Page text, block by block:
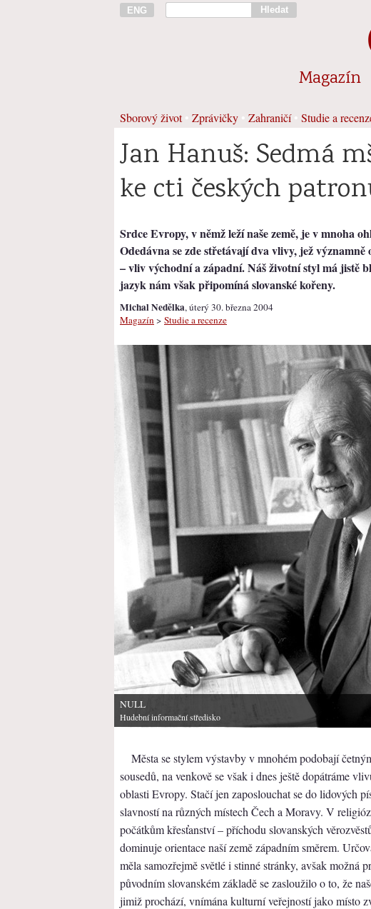
ENG Hledat
Magazín
Sborový život• Zprávičky Zahraničí• Studie a
Jan Hanuš: Sedmá
ke cti českých
Srdce Evropy, v němž leží naše země, je v mnoha
Odedávna se zde střetávají dva vlivy, jež
– vliv východní a západní. Náš životní styl má jistě
jazyk nám však připomíná slovanské kořeny.
Michal Nedělka, úterý 30. března 2004
Magazín > Studie a recenze
NULL
Hudební informační středisko
Města se stylem výstavby v mnohém podobají
sousedů, na venkově se však i dnes ještě dopátráme
oblasti Evropy. Stačí jen zaposlouchat se do lidových
slavností na různých místech Čech a Moravy. V
počátkům křesťanství – příchodu slovanských
dominuje orientace naší země západním směrem.
měla samozřejmě světlé i stinné stránky, avšak možná
původním slovanském základě se zasloužilo o to, že
jimiž prochází, vnímána kulturní veřejností jako místo